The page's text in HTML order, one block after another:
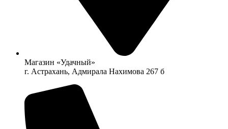
Магазин «Удачный»
г. Астрахань, Адмирала Нахимова 267 б